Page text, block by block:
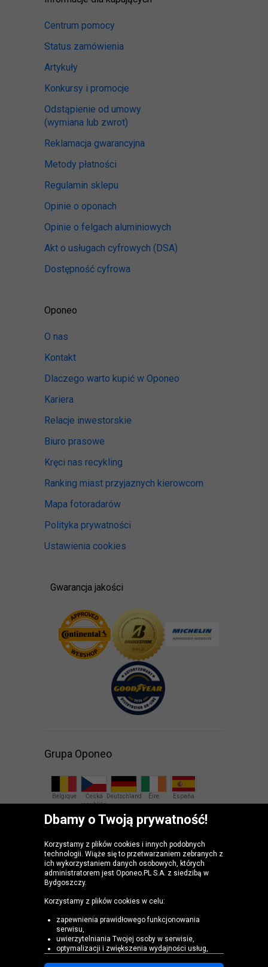
Centrum pomocy
Status zamówienia
Artykuły
Konkursy i promocje
Odstąpienie od umowy
(wymiana lub zwrot)
Reklamacja gwarancyjna
Metody płatności
Regulamin sklepu
Opinie o oponach
Opinie o felgach aluminiowych
Akt o usługach cyfrowych (DSA)
Dostępność cyfrowa
Oponeo
O nas
Kontakt
Dlaczego warto kupić w Oponeo
Kariera
Relacje inwestorskie
Biuro prasowe
Kręci nas recykling
Ranking miast przyjaznych kierowcom
Mapa fotoradarów
Polityka prywatności
Ustawienia cookies
Gwarancja jakości
Grupa Oponeo
Belgique
Česká
republika
Deutschland Éire España
Slovenská
republika
United
Kingdom
Dbamy o Twoją prywatność!
Korzystamy z plików cookies i innych podobnych
technologii. Wiąże się to przetwarzaniem zebranych z
ich wykorzystaniem danych osobowych, których
administratorem jest Oponeo.PL S.A. z siedzibą w
Bydgoszczy.
Korzystamy z plików cookies w celu:
zapewnienia prawidłowego funkcjonowania
serwisu,
uwierzytelniania Twojej osoby w serwisie,
optymalizacji i zwiększenia wydajności usług,